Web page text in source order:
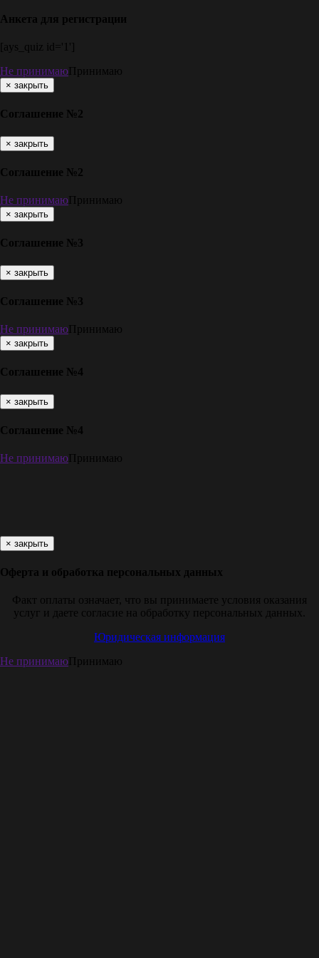
Анкета для регистрации
[ays_quiz id='1']
Не принимаюПринимаю
× закрыть
Соглашение №2
× закрыть
Соглашение №2
Не принимаюПринимаю
× закрыть
Соглашение №3
× закрыть
Соглашение №3
Не принимаюПринимаю
× закрыть
Соглашение №4
× закрыть
Соглашение №4
Не принимаюПринимаю
× закрыть
Оферта и обработка персональных данных
Факт оплаты означает, что вы принимаете условия оказания
услуг и даете согласие на обработку персональных данных.
Юридическая информация
Не принимаюПринимаю